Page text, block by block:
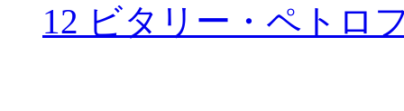
12 ビタリー・ペトロ